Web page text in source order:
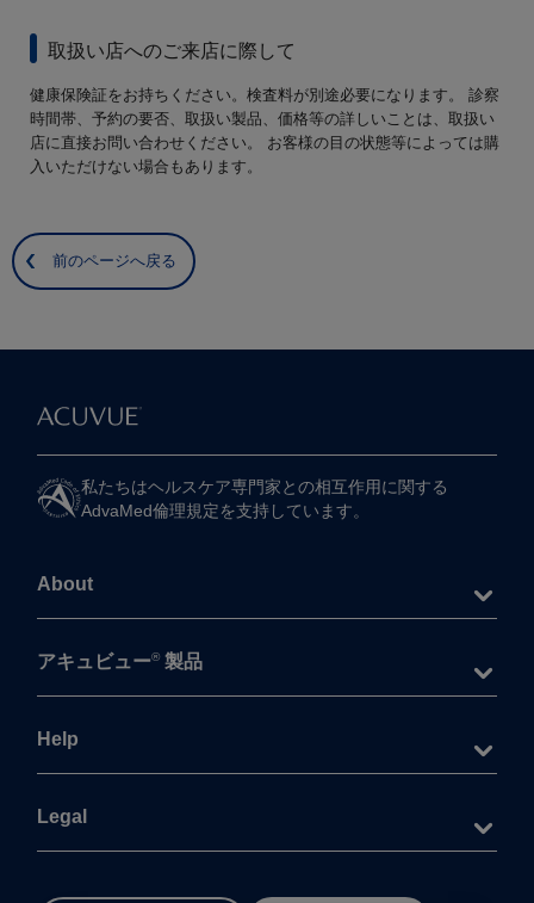
取扱い店へのご来店に際して
健康保険証をお持ちください。検査料が別途必要になります。 診察
時間帯、予約の要否、取扱い製品、価格等の詳しいことは、取扱い
店に直接お問い合わせください。 お客様の目の状態等によっては購
入いただけない場合もあります。
前のページへ戻る
私たちは​ヘルスケア専門家との​相互作用に​関する​
AdvaMed倫理規定を​支持しています。
About
アキュビュー® 製品
Help
Legal